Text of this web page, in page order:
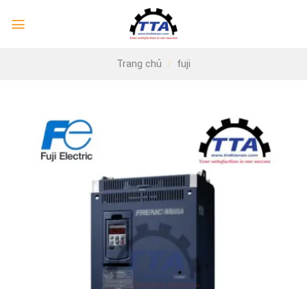
Trang chủ / fuji